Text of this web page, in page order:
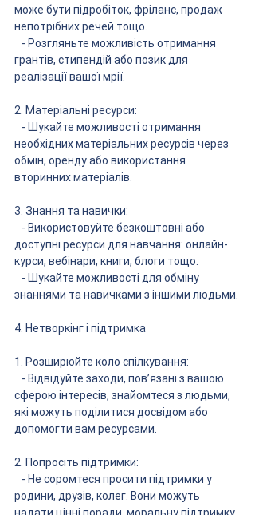
може бути підробіток, фріланс, продаж
непотрібних речей тощо.
грантів, стипендій або позик для
реалізації вашої мрії.
2. Матеріальні ресурси:
необхідних матеріальних ресурсів через
обмін, оренду або використання
вторинних матеріалів.
3. Знання та навички:
доступні ресурси для навчання: онлайн-
курси, вебінари, книги, блоги тощо.
знаннями та навичками з іншими людьми.
4. Нетворкінг і підтримка
1. Розширюйте коло спілкування:
сферою інтересів, знайомтеся з людьми,
які можуть поділитися досвідом або
допомогти вам ресурсами.
2. Попросіть підтримки:
родини, друзів, колег. Вони можуть